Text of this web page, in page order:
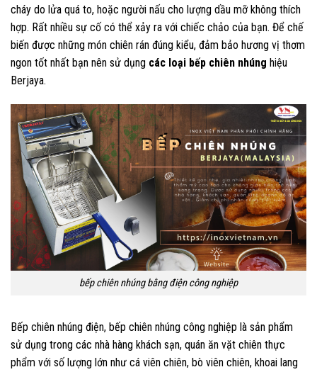
cháy do lửa quá to, hoặc người nấu cho lượng dầu mỡ không thích
hợp. Rất nhiều sự cố có thể xảy ra với chiếc chảo của bạn. Để chế
biến được những món chiên rán đúng kiểu, đảm bảo hương vị thơm
ngon tốt nhất bạn nên sử dụng các loại bếp chiên nhúng hiệu
Berjaya.
bếp chiên nhúng bằng điện công nghiệp
Bếp chiên nhúng điện, bếp chiên nhúng công nghiệp là sản phẩm
sử dụng trong các nhà hàng khách sạn, quán ăn vặt chiên thực
phẩm với số lượng lớn như cá viên chiên, bò viên chiên, khoai lang